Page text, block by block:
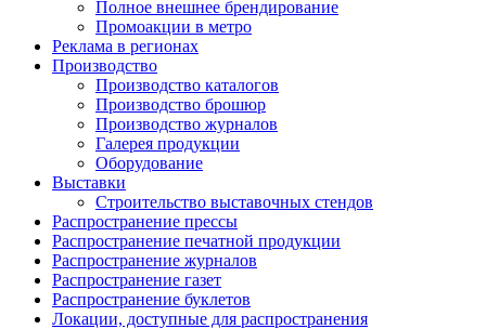
Полное внешнее брендирование
Промоакции в метро
Реклама в регионах
Производство
Производство каталогов
Производство брошюр
Производство журналов
Галерея продукции
Оборудование
Выставки
Строительство выставочных стендов
Распространение прессы
Распространение печатной продукции
Распространение журналов
Распространение газет
Распространение буклетов
Локации, доступные для распространения